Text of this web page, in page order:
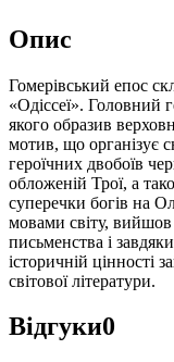
Опис
Гомерівський епос
«Одіссеї». Головний
якого образив
мотив, що організує
героїчних двобоїв
обложеній Трої, а
суперечки богів на
мовами світу, вийшов
письменства і
історичній цінності
світової літератури.
Відгуки0